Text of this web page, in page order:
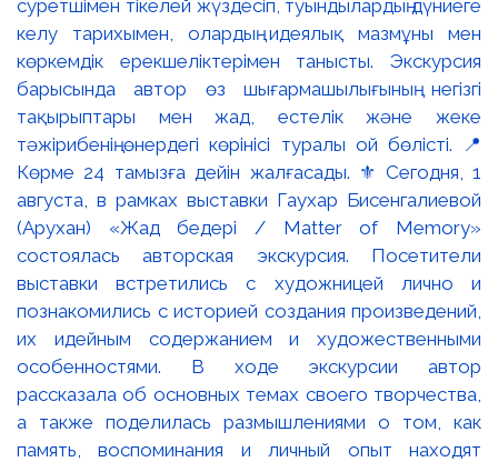
суретшімен тікелей жүздесіп, туындылардың дүниеге
келу тарихымен, олардың идеялық мазмұны мен
көркемдік ерекшеліктерімен танысты. Экскурсия
барысында автор өз шығармашылығының негізгі
тақырыптары мен жад, естелік және жеке
тәжірибенің өнердегі көрінісі туралы ой бөлісті. 📍
Көрме 24 тамызға дейін жалғасады. ⚜️ Сегодня, 1
августа, в рамках выставки Гаухар Бисенгалиевой
(Арухан) «Жад бедері / Matter of Memory»
состоялась авторская экскурсия. Посетители
выставки встретились с художницей лично и
познакомились с историей создания произведений,
их идейным содержанием и художественными
особенностями. В ходе экскурсии автор
рассказала об основных темах своего творчества,
а также поделилась размышлениями о том, как
память, воспоминания и личный опыт находят